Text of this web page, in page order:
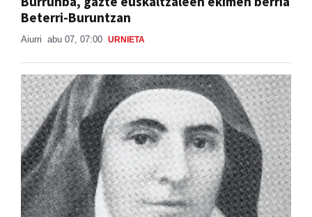
Beterri-Buruntzan
Aiurri abu 07, 07:00 URNIETA